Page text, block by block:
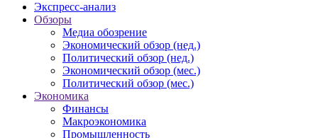
Экспресс-анализ
Обзоры
Медиа обозрение
Экономический обзор (нед.)
Политический обзор (нед.)
Экономический обзор (мес.)
Политический обзор (мес.)
Экономика
Финансы
Макроэкономика
Промышленность